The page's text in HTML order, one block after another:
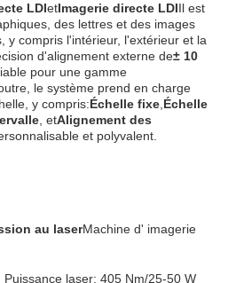
LDIetImagerie directe LDIIl est
des lettres et des images
y compris l'intérieur, l'extérieur et la
d'alignement externe de± 10
pour une gamme
le système prend en charge
y compris:Échelle fixe Échelle
, etAlignement des
et polyvalent.
au laserMachine d' imagerie
Puissance laser: 405 Nm/25-50 W